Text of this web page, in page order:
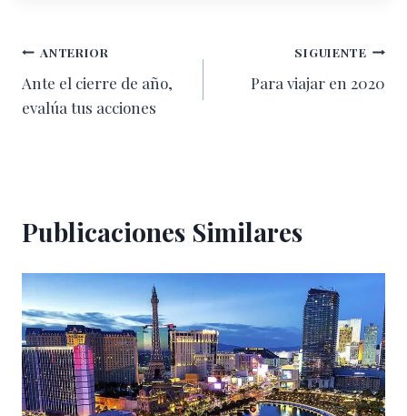
Navegación
de
ANTERIOR
Ante el cierre de año,
evalúa tus acciones
SIGUIENTE
Para viajar en 2020
Publicaciones Similares